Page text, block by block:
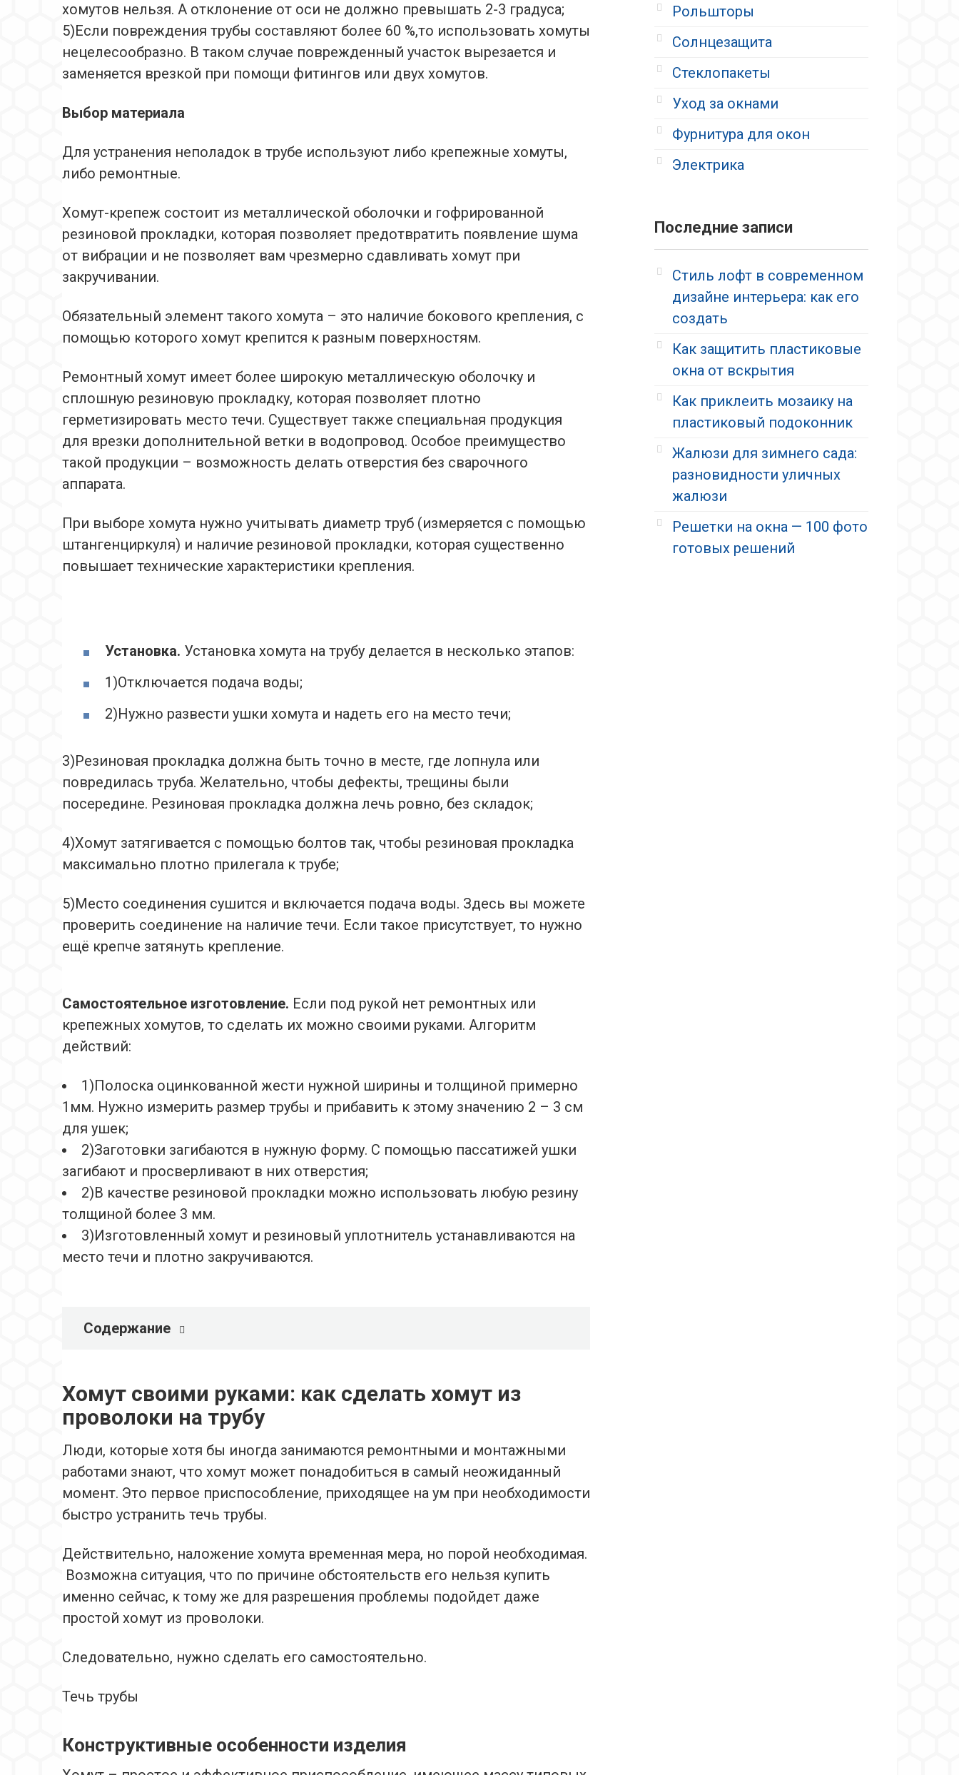
хомутов нельзя. А отклонение от оси не должно превышать 2-3 градуса;
5)Если повреждения трубы составляют более 60 %,то использовать хомуты
нецелесообразно. В таком случае поврежденный участок вырезается и
заменяется врезкой при помощи фитингов или двух хомутов.
Выбор материала
Для устранения неполадок в трубе используют либо крепежные хомуты,
либо ремонтные.
Хомут-крепеж состоит из металлической оболочки и гофрированной
резиновой прокладки, которая позволяет предотвратить появление шума
от вибрации и не позволяет вам чрезмерно сдавливать хомут при
закручивании.
Обязательный элемент такого хомута – это наличие бокового крепления, с
помощью которого хомут крепится к разным поверхностям.
Ремонтный хомут имеет более широкую металлическую оболочку и
сплошную резиновую прокладку, которая позволяет плотно
герметизировать место течи. Существует также специальная продукция
для врезки дополнительной ветки в водопровод. Особое преимущество
такой продукции – возможность делать отверстия без сварочного
аппарата.
При выборе хомута нужно учитывать диаметр труб (измеряется с помощью
штангенциркуля) и наличие резиновой прокладки, которая существенно
повышает технические характеристики крепления.
Установка. Установка хомута на трубу делается в несколько этапов:
1)Отключается подача воды;
2)Нужно развести ушки хомута и надеть его на место течи;
3)Резиновая прокладка должна быть точно в месте, где лопнула или
повредилась труба. Желательно, чтобы дефекты, трещины были
посередине. Резиновая прокладка должна лечь ровно, без складок;
4)Хомут затягивается с помощью болтов так, чтобы резиновая прокладка
максимально плотно прилегала к трубе;
5)Место соединения сушится и включается подача воды. Здесь вы можете
проверить соединение на наличие течи. Если такое присутствует, то нужно
ещё крепче затянуть крепление.
Самостоятельное изготовление. Если под рукой нет ремонтных или
крепежных хомутов, то сделать их можно своими руками. Алгоритм
действий:
1)Полоска оцинкованной жести нужной ширины и толщиной примерно
1мм. Нужно измерить размер трубы и прибавить к этому значению 2 – 3 см
для ушек;
2)Заготовки загибаются в нужную форму. С помощью пассатижей ушки
загибают и просверливают в них отверстия;
2)В качестве резиновой прокладки можно использовать любую резину
толщиной более 3 мм.
3)Изготовленный хомут и резиновый уплотнитель устанавливаются на
место течи и плотно закручиваются.
Содержание
Хомут своими руками: как сделать хомут из
проволоки на трубу
Люди, которые хотя бы иногда занимаются ремонтными и монтажными
работами знают, что хомут может понадобиться в самый неожиданный
момент. Это первое приспособление, приходящее на ум при необходимости
быстро устранить течь трубы.
Действительно, наложение хомута временная мера, но порой необходимая.
Возможна ситуация, что по причине обстоятельств его нельзя купить
именно сейчас, к тому же для разрешения проблемы подойдет даже
простой хомут из проволоки.
Следовательно, нужно сделать его самостоятельно.
Течь трубы
Конструктивные особенности изделия
Рольшторы
Солнцезащита
Стеклопакеты
Уход за окнами
Фурнитура для окон
Электрика
Последние записи
Стиль лофт в современном
дизайне интерьера: как его
создать
Как защитить пластиковые
окна от вскрытия
Как приклеить мозаику на
пластиковый подоконник
Жалюзи для зимнего сада:
разновидности уличных
жалюзи
Решетки на окна — 100 фото
готовых решений